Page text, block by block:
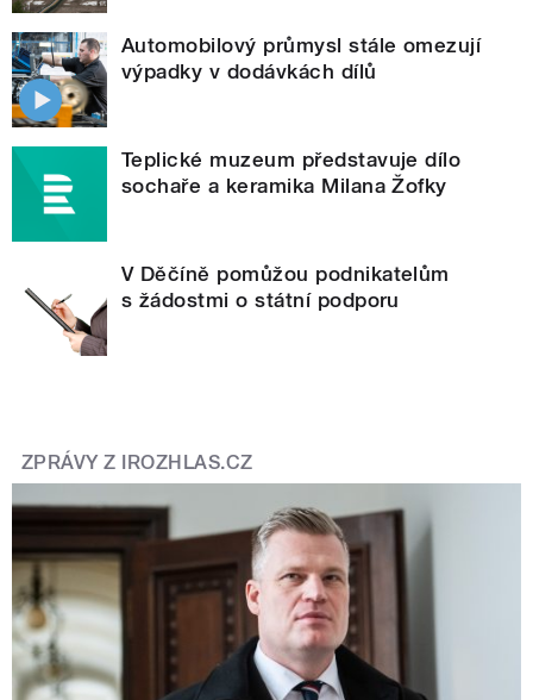
Automobilový průmysl stále omezují
výpadky v dodávkách dílů
Teplické muzeum představuje dílo
sochaře a keramika Milana Žofky
V Děčíně pomůžou podnikatelům
s žádostmi o státní podporu
ZPRÁVY Z IROZHLAS.CZ